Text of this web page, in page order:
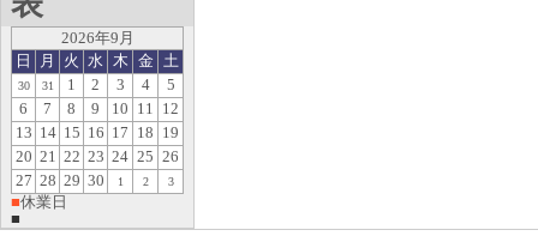
2026年9月
日
月 火 水 木 金 土
30 31 1 2 3 4
5
6
7 8 9 10 11
12
13 14 15 16 17 18 19
20 21 22 23 24 25 26
27 28 29 30 1 2 3
■休業日
■